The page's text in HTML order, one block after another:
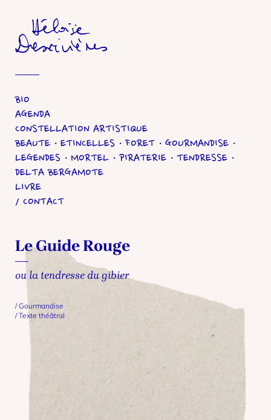
BIO
AGENDA
CONSTELLATION ARTISTIQUE
BEAUTE
ETINCELLES FORET
GOURMANDISE
LEGENDES
MORTEL PIRATERIE
TENDRESSE
DELTA BERGAMOTE
LIVRE
CONTACT
Le Guide Rouge
ou la tendresse du gibier
Gourmandise
Texte théâtral